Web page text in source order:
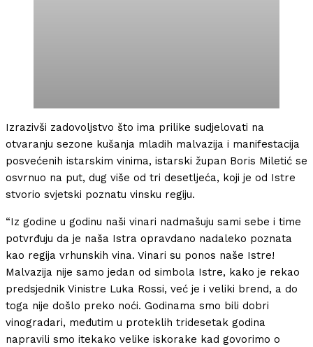
Izrazivši zadovoljstvo što ima prilike sudjelovati na
otvaranju sezone kušanja mladih malvazija i manifestacija
posvećenih istarskim vinima, istarski župan Boris Miletić se
osvrnuo na put, dug više od tri desetljeća, koji je od Istre
stvorio svjetski poznatu vinsku regiju.
“Iz godine u godinu naši vinari nadmašuju sami sebe i time
potvrđuju da je naša Istra opravdano nadaleko poznata
kao regija vrhunskih vina. Vinari su ponos naše Istre!
Malvazija nije samo jedan od simbola Istre, kako je rekao
predsjednik Vinistre Luka Rossi, već je i veliki brend, a do
toga nije došlo preko noći. Godinama smo bili dobri
vinogradari, međutim u proteklih tridesetak godina
napravili smo itekako velike iskorake kad govorimo o